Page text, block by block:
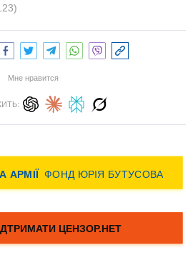
Мне нравится